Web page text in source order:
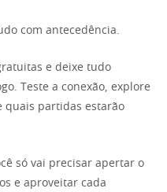
com antecedência.
e deixe tudo
Teste a conexão, explore
quais partidas estarão
só vai precisar apertar o
e aproveitar cada